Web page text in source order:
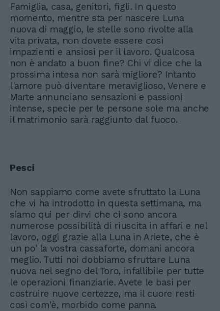
Famiglia, casa, genitori, figli. In questo
momento, mentre sta per nascere Luna
nuova di maggio, le stelle sono rivolte alla
vita privata, non dovete essere così
impazienti e ansiosi per il lavoro. Qualcosa
non è andato a buon fine? Chi vi dice che la
prossima intesa non sarà migliore? Intanto
l'amore può diventare meraviglioso, Venere e
Marte annunciano sensazioni e passioni
intense, specie per le persone sole ma anche
il matrimonio sarà raggiunto dal fuoco.
Pesci
Non sappiamo come avete sfruttato la Luna
che vi ha introdotto in questa settimana, ma
siamo qui per dirvi che ci sono ancora
numerose possibilità di riuscita in affari e nel
lavoro, oggi grazie alla Luna in Ariete, che è
un po' la vostra cassaforte, domani ancora
meglio. Tutti noi dobbiamo sfruttare Luna
nuova nel segno del Toro, infallibile per tutte
le operazioni finanziarie. Avete le basi per
costruire nuove certezze, ma il cuore resti
così com'è, morbido come panna.